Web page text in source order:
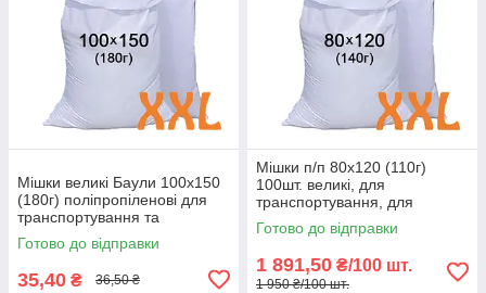
Мішки великі Баули 100x150
(180г) поліпропіленові для
транспортування та
зберігання
Готово до відправки
35,40 ₴ 36,50 ₴
Мішки п/п 80x120 (110г)
100шт. великі, для
транспортування, для
зберігання, мішки
господарські, поліпропілен
Готово до відправки
1 891,50 ₴/100 шт.
1 950 ₴/100 шт.